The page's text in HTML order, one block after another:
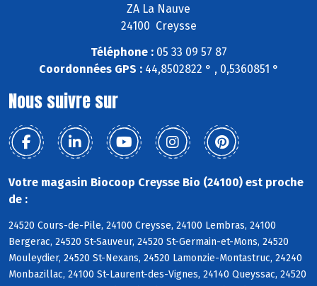
ZA La Nauve
24100 Creysse
Téléphone :05 33 09 57 87
Coordonnées GPS :44,8502822 ° , 0,5360851 °
Nous suivre sur
Votre magasin Biocoop Creysse Bio (24100) est proche
de :
24520 Cours-de-Pile, 24100 Creysse, 24100 Lembras, 24100
Bergerac, 24520 St-Sauveur, 24520 St-Germain-et-Mons, 24520
Mouleydier, 24520 St-Nexans, 24520 Lamonzie-Montastruc, 24240
Monbazillac, 24100 St-Laurent-des-Vignes, 24140 Queyssac, 24520